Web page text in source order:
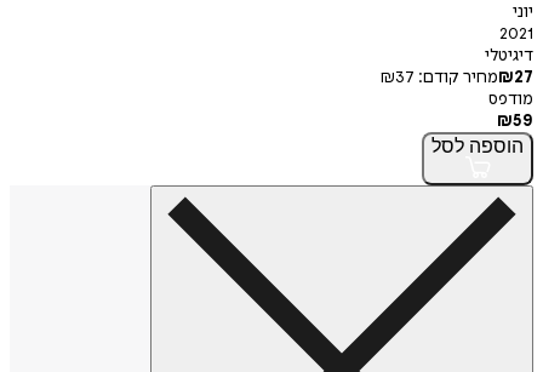
יוני
2021
דיגיטלי
₪27 מחיר קודם: ₪37
מודפס
₪59
הוספה לסל